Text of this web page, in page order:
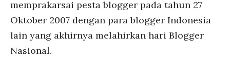
memprakarsai pesta blogger pada tahun 27
Oktober 2007 dengan para blogger Indonesia
lain yang akhirnya melahirkan hari Blogger
Nasional.